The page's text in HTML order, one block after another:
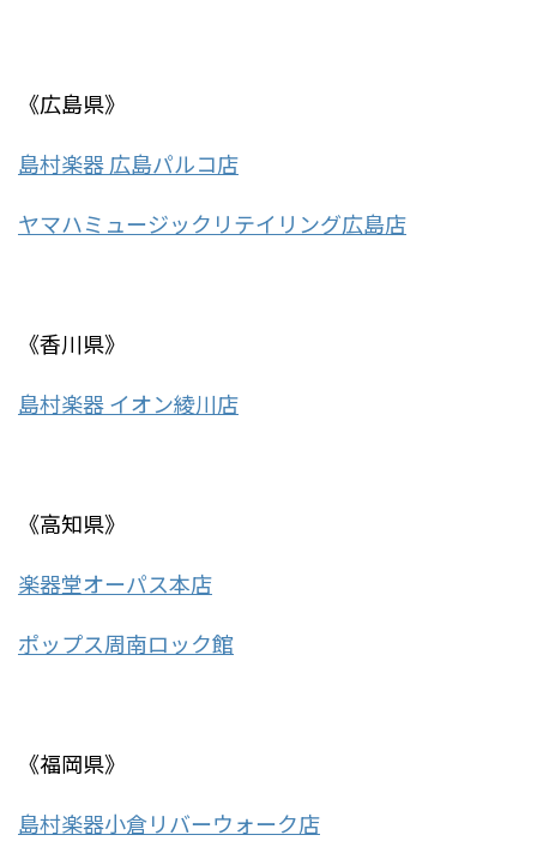
《広島県》
島村楽器 広島パルコ店
ヤマハミュージックリテイリング広島店
《香川県》
島村楽器 イオン綾川店
《高知県》
楽器堂オーパス本店
ポップス周南ロック館
《福岡県》
島村楽器小倉リバーウォーク店